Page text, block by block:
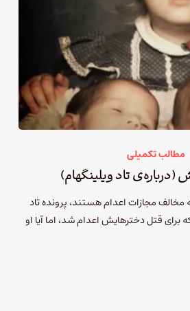
مطالب تکمیلی
تاد ویلینگهام)
مخالف مجازات اعدام هستند، پرونده تاد
برای قتل دخترهایش اعدام شد، اما آیا او